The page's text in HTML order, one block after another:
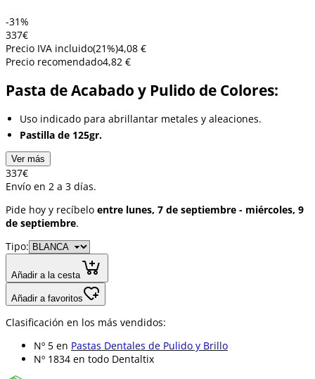
-31%
337€
Precio IVA incluido(21%)4,08 €
Precio recomendado4,82 €
Pasta de Acabado y Pulido de Colores:
Uso indicado para abrillantar metales y aleaciones.
Pastilla de 125gr.
Ver más
337€
Envío en 2 a 3 días.
Pide hoy y recíbelo entre lunes, 7 de septiembre - miércoles, 9
de septiembre.
Tipo:
Añadir a la cesta
Añadir a favoritos
Clasificación en los más vendidos:
Nº 5 en Pastas Dentales de Pulido y Brillo
Nº 1834 en todo Dentaltix